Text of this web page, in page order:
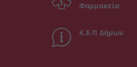
Φαρμακεία
Κ.Ε.Π Δήμων